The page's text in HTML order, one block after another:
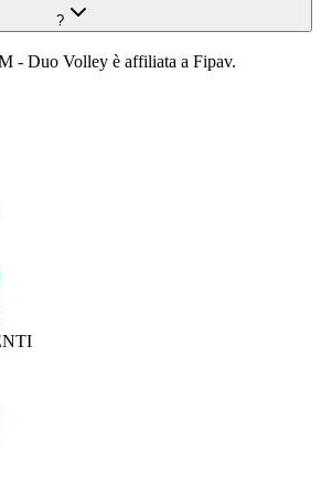
?
Duo Volley è affiliata a Fipav.